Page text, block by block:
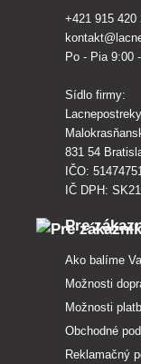
+421 915 420
Po - Pia 9:00
Sídlo firmy:
831 54
IČO: 51474751
IČ DPH:
Pre
Ako balíme
Možnosti
Možnosti
Obchodné
Reklamačný